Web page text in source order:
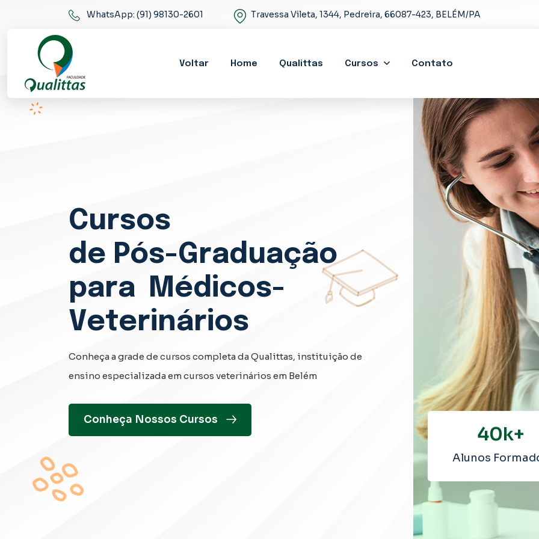
WhatsApp: (91) 98130-2601 Travessa Vileta, 1344, Pedreira, 66087-423, BELÉM/PA
Voltar Home Qualittas Cursos Contato
40k+
Alunos
Cursos
de Pós-Graduação
para Médicos-
Veterinários
Conheça a grade de cursos completa da Qualittas, instituição de
ensino especializada em cursos veterinários em Belém
Conheça Nossos Cursos